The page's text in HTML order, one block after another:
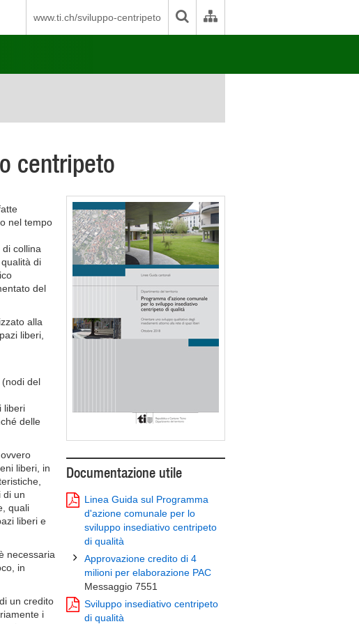
www.ti.ch/sviluppo-centripeto
centripeto
nel tempo
collina
di
del
alla
liberi,
del
liberi
delle
liberi, in
di un
quali
liberi e
necessaria
in
un credito
i
Documentazione utile
Linea Guida sul Programma
d'azione comunale per lo
sviluppo insediativo centripeto
di qualità
Approvazione credito di 4
milioni per elaborazione PAC
Messaggio 7551
Sviluppo insediativo centripeto
di qualità